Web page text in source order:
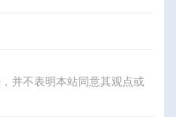
并不表明本站同意其观点或